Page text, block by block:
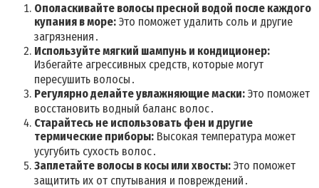
Ополаскивайте волосы пресной водой после каждого
купания в море: Это поможет удалить соль и другие
загрязнения․
Используйте мягкий шампунь и кондиционер:
Избегайте агрессивных средств, которые могут
пересушить волосы․
Регулярно делайте увлажняющие маски: Это поможет
восстановить водный баланс волос․
Старайтесь не использовать фен и другие
термические приборы: Высокая температура может
усугубить сухость волос․
Заплетайте волосы в косы или хвосты: Это поможет
защитить их от спутывания и повреждений․